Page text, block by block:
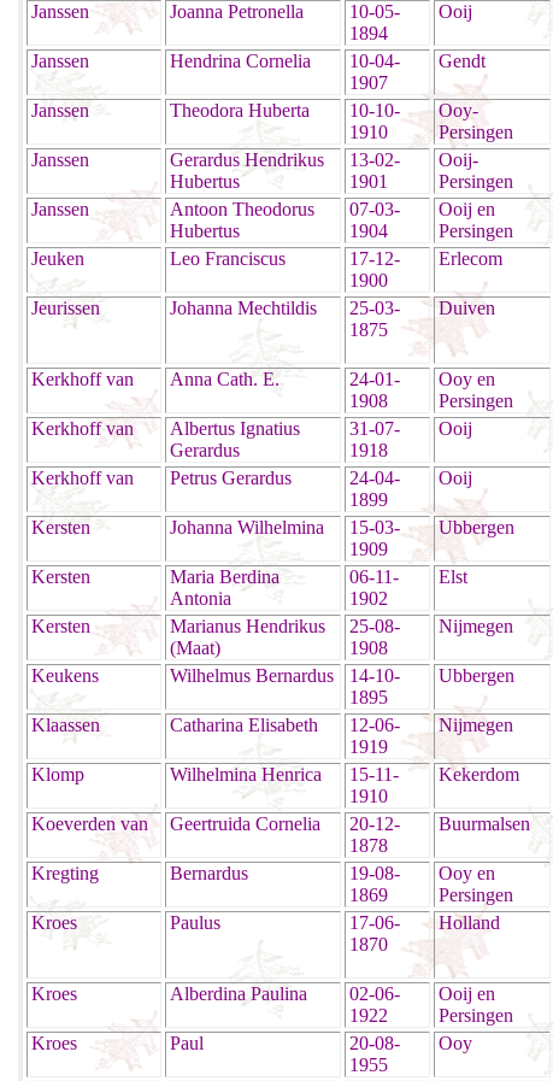
Janssen Joanna Petronella
10-05-
1894
Ooij
Janssen Hendrina Cornelia
10-04-
1907
Gendt
Janssen
Theodora Huberta
10-10-
1910
Ooy-
Persingen
Janssen
Gerardus Hendrikus
Hubertus
13-02-
1901
Ooij-
Persingen
Janssen
Antoon Theodorus
Hubertus
07-03-
1904
Ooij en
Persingen
Jeuken
Leo Franciscus
17-12-
1900
Erlecom
Jeurissen
Johanna Mechtildis
25-03-
1875
Duiven
Kerkhoff van
Anna Cath. E.
24-01-
1908
Ooy en
Persingen
Kerkhoff van
Albertus Ignatius
Gerardus
31-07-
1918
Ooij
Kerkhoff van
Petrus Gerardus
24-04-
1899
Ooij
Kersten
Johanna Wilhelmina
15-03-
1909
Ubbergen
Kersten
Maria Berdina
Antonia
06-11-
1902
Elst
Kersten
Marianus Hendrikus
(Maat)
25-08-
1908
Nijmegen
Keukens
Wilhelmus Bernardus
14-10-
1895
Ubbergen
Klaassen Catharina Elisabeth
12-06-
1919
Nijmegen
Klomp Wilhelmina Henrica
15-11-
1910
Kekerdom
Koeverden van
Geertruida Cornelia
20-12-
1878
Buurmalsen
Kregting
Bernardus
19-08-
1869
Ooy en
Persingen
Kroes Paulus
17-06-
1870
Holland
Kroes
Alberdina Paulina
02-06-
1922
Ooij en
Persingen
Kroes Paul
20-08-
1955
Ooy